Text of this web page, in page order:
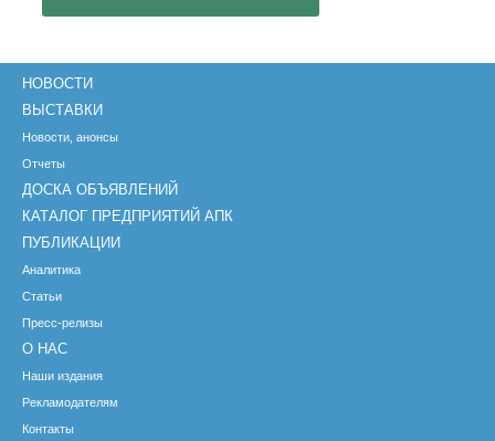
НОВОСТИ
ВЫСТАВКИ
Новости, анонсы
Отчеты
ДОСКА ОБЪЯВЛЕНИЙ
КАТАЛОГ ПРЕДПРИЯТИЙ АПК
ПУБЛИКАЦИИ
Аналитика
Статьи
Пресс-релизы
О НАС
Наши издания
Рекламодателям
Контакты